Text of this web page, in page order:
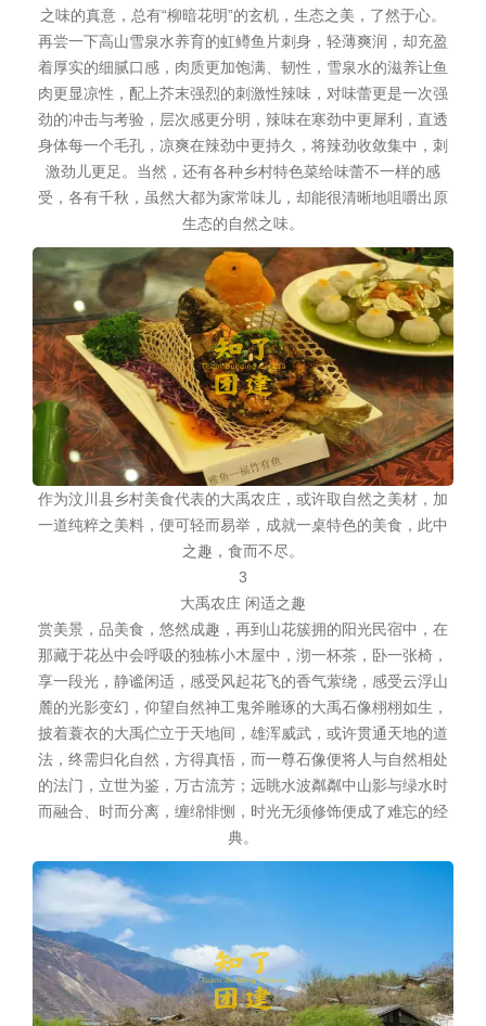
之味的真意，总有“柳暗花明”的玄机，生态之美，了然于心。
再尝一下高山雪泉水养育的虹鳟鱼片刺身，轻薄爽润，却充盈
着厚实的细腻口感，肉质更加饱满、韧性，雪泉水的滋养让鱼
肉更显凉性，配上芥末强烈的刺激性辣味，对味蕾更是一次强
劲的冲击与考验，层次感更分明，辣味在寒劲中更犀利，直透
身体每一个毛孔，凉爽在辣劲中更持久，将辣劲收敛集中，刺
激劲儿更足。当然，还有各种乡村特色菜给味蕾不一样的感
受，各有千秋，虽然大都为家常味儿，却能很清晰地咀嚼出原
生态的自然之味。
作为汶川县乡村美食代表的大禹农庄，或许取自然之美材，加
一道纯粹之美料，便可轻而易举，成就一桌特色的美食，此中
之趣，食而不尽。
3
大禹农庄 闲适之趣
赏美景，品美食，悠然成趣，再到山花簇拥的阳光民宿中，在
那藏于花丛中会呼吸的独栋小木屋中，沏一杯茶，卧一张椅，
享一段光，静谧闲适，感受风起花飞的香气萦绕，感受云浮山
麓的光影变幻，仰望自然神工鬼斧雕琢的大禹石像栩栩如生，
披着蓑衣的大禹伫立于天地间，雄浑威武，或许贯通天地的道
法，终需归化自然，方得真悟，而一尊石像便将人与自然相处
的法门，立世为鉴，万古流芳；远眺水波粼粼中山影与绿水时
而融合、时而分离，缠绵悱恻，时光无须修饰便成了难忘的经
典。